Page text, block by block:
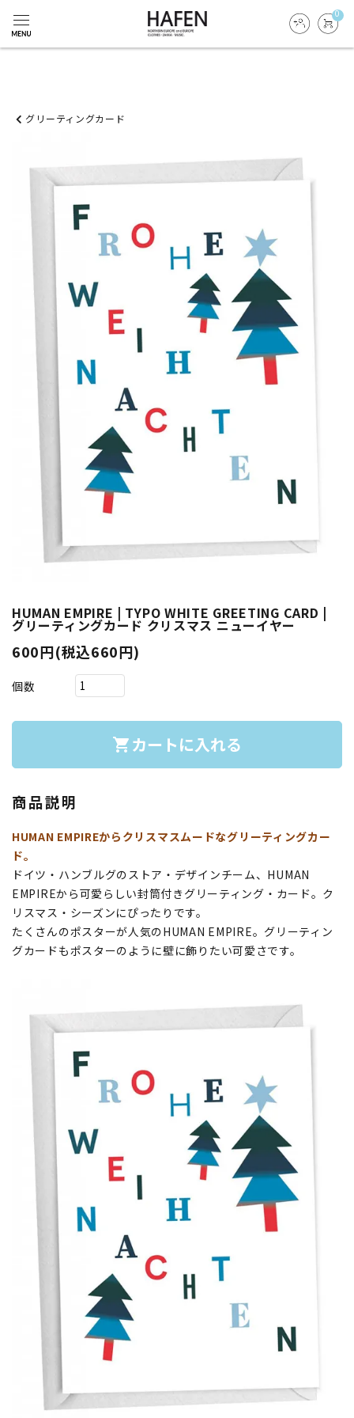
0
グリーティングカード
HUMAN EMPIRE | TYPO WHITE GREETING CARD |
グリーティングカード クリスマス ニューイヤー
600円(税込660円)
個数
shopping_cart カートに入れる
商品説明
HUMAN EMPIREからクリスマスムードなグリーティングカー
ド。
ドイツ・ハンブルグのストア・デザインチーム、HUMAN
EMPIREから可愛らしい封筒付きグリーティング・カード。ク
リスマス・シーズンにぴったりです。
たくさんのポスターが人気のHUMAN EMPIRE。グリーティン
グカードもポスターのように壁に飾りたい可愛さです。